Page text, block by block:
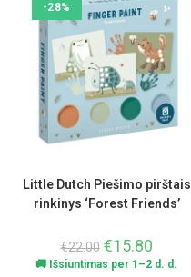
-28%
Little Dutch Piešimo pirštais
rinkinys ‘Forest Friends’
€22.00 €15.80
🚚 Išsiuntimas per 1–2 d. d.